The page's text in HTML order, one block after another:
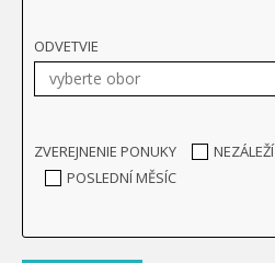
ODVETVIE
ZVEREJNENIE PONUKY NEZÁLEŽÍ
POSLEDNÍ MĚSÍC